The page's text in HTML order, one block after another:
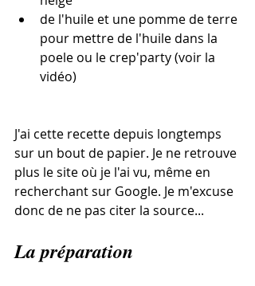
de l'huile et une pomme de terre
pour mettre de l'huile dans la
poele ou le crep'party (voir la
vidéo)
J'ai cette recette depuis longtemps
sur un bout de papier. Je ne retrouve
plus le site où je l'ai vu, même en
recherchant sur Google. Je m'excuse
donc de ne pas citer la source...
La préparation